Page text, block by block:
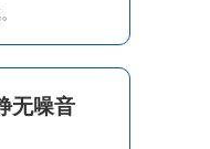
无噪音